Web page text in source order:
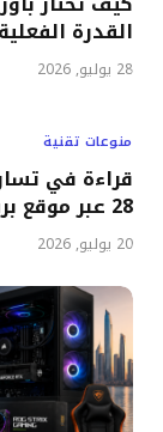
القدرة
28 يوليو, 2026
منوعات تقنية
قراءة في
28 عبر موقع برستيج
20 يوليو, 2026